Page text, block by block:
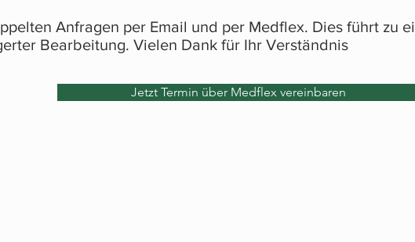
Anfragen per Email und per Medflex. Dies führt zu
Bearbeitung. Vielen Dank für Ihr Verständnis
Jetzt Termin über Medflex vereinbaren